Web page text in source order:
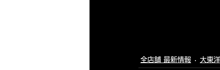
全店舗 最新情報 大東